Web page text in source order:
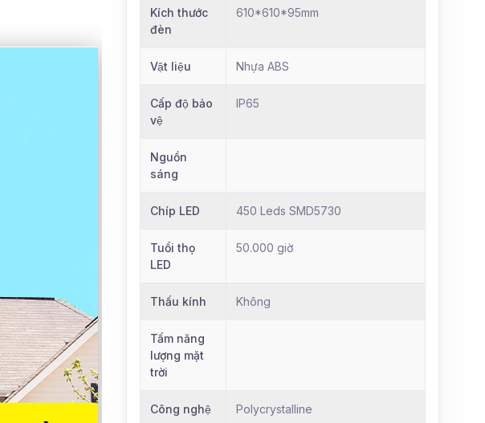
Kích thước
đèn
610*610*95mm
Vật liệu Nhựa ABS
Cấp độ bảo
vệ
IP65
Nguồn
sáng
Chíp LED 450 Leds SMD5730
Tuổi thọ
LED
50.000 giờ
Thấu kính Không
Tấm năng
lượng mặt
trời
Công nghệ Polycrystalline